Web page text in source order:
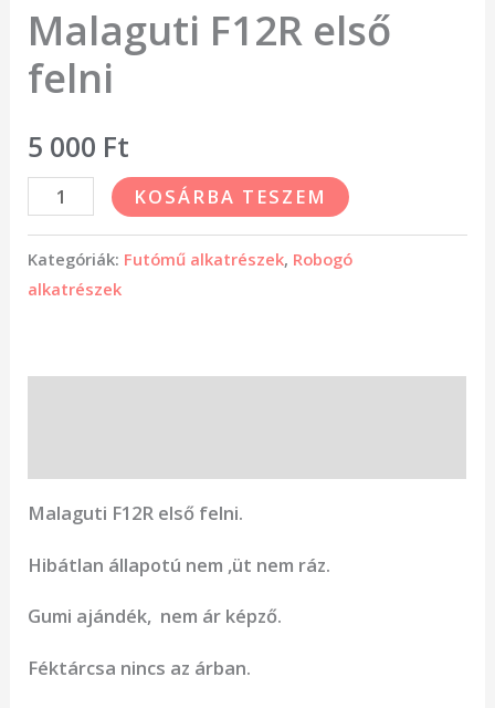
Malaguti F12R első
felni
5 000 Ft
KOSÁRBA TESZEM
Kategóriák: Futómű alkatrészek, Robogó
alkatrészek
Malaguti F12R első felni.
Hibátlan állapotú nem ,üt nem ráz.
Gumi ajándék, nem ár képző.
Féktárcsa nincs az árban.